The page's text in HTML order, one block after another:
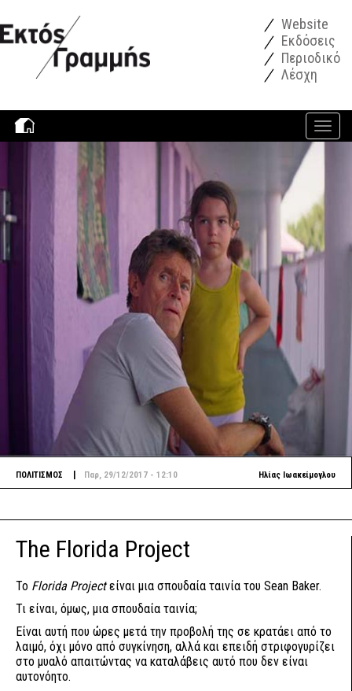
Website
Εκδόσεις
Περιοδικό
Λέσχη
Toggle
ΠΟΛΙΤΙΣΜΟΣ Παρ, 29/12/2017 - 12:10 Ηλίας Ιωακείμογλου
The Florida Project
Το Florida Projectείναι μια σπουδαία ταινία του Sean Baker.
Τι είναι, όμως, μια σπουδαία ταινία;
Είναι αυτή που ώρες μετά την προβολή της σε κρατάει από το
λαιμό, όχι μόνο από συγκίνηση, αλλά και επειδή στριφογυρίζει
στο μυαλό απαιτώντας να καταλάβεις αυτό που δεν είναι
αυτονόητο.